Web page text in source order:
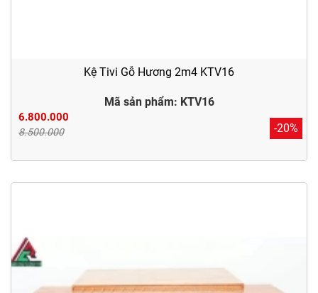
Kệ Tivi Gỗ Hương 2m4 KTV16
Mã sản phẩm: KTV16
6.800.000
8.500.000 -20%